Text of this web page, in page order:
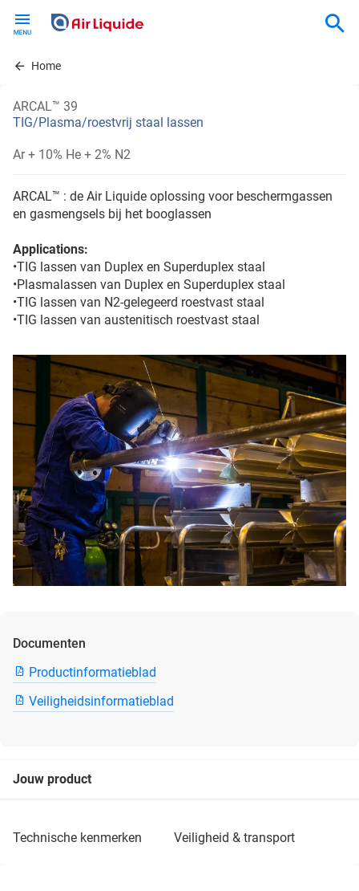
contentHome
ARCAL™ 39
TIG/Plasma/roestvrij staal lassen
Ar + 10% He + 2% N2
ARCAL™ : de Air Liquide oplossing voor beschermgassen
en gasmengsels bij het booglassen
Applications:
•TIG lassen van Duplex en Superduplex staal
•Plasmalassen van Duplex en Superduplex staal
•TIG lassen van N2-gelegeerd roestvast staal
•TIG lassen van austenitisch roestvast staal
Documenten
Productinformatieblad
Veiligheidsinformatieblad
Jouw product
technische kenmerken veiligheid & transport